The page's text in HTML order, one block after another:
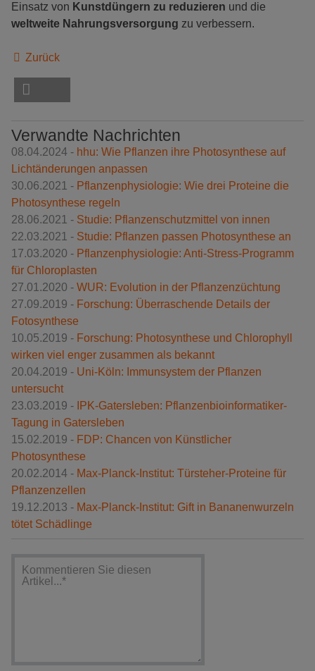
Einsatz von Kunstdüngern zu reduzieren und die
weltweite Nahrungsversorgung zu verbessern.
Zurück
Verwandte Nachrichten
08.04.2024 - hhu: Wie Pflanzen ihre Photosynthese auf
Lichtänderungen anpassen
30.06.2021 - Pflanzenphysiologie: Wie drei Proteine die
Photosynthese regeln
28.06.2021 - Studie: Pflanzenschutzmittel von innen
22.03.2021 - Studie: Pflanzen passen Photosynthese an
17.03.2020 - Pflanzenphysiologie: Anti-Stress-Programm
für Chloroplasten
27.01.2020 - WUR: Evolution in der Pflanzenzüchtung
27.09.2019 - Forschung: Überraschende Details der
Fotosynthese
10.05.2019 - Forschung: Photosynthese und Chlorophyll
wirken viel enger zusammen als bekannt
20.04.2019 - Uni-Köln: Immunsystem der Pflanzen
untersucht
23.03.2019 -
IPK-Gatersleben: Pflanzenbioinformatiker-
Tagung in Gatersleben
15.02.2019 - FDP: Chancen von Künstlicher
Photosynthese
20.02.2014 - Max-Planck-Institut: Türsteher-Proteine für
Pflanzenzellen
19.12.2013 - Max-Planck-Institut: Gift in Bananenwurzeln
tötet Schädlinge